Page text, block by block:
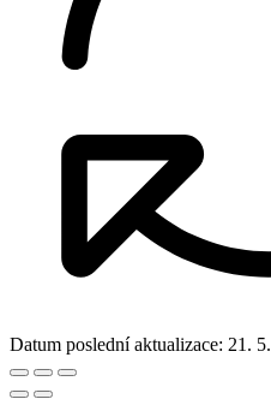
Datum poslední aktualizace: 21.